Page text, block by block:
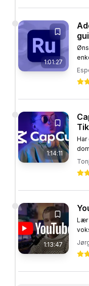
Selvstendig
innhold
Nybegynnere
Digital
ChatGPT
+7til
1:01:27
en
1:14:11
Har
ut
1:13:47
Lær
å